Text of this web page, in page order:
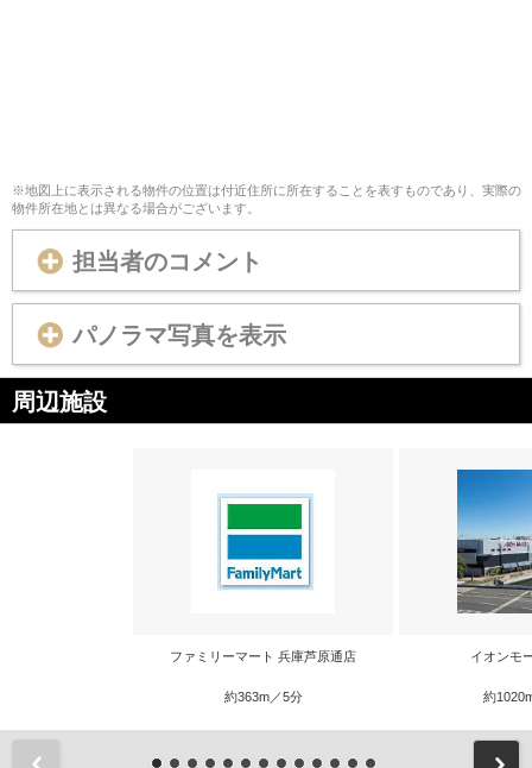
※地図上に表示される物件の位置は付近住所に所在することを表すものであり、実際の
物件所在地とは異なる場合がございます。
担当者のコメント
パノラマ写真を表示
周辺施設
ファミリーマート 兵庫芦原通店
約363m／5分
イオンモ
約